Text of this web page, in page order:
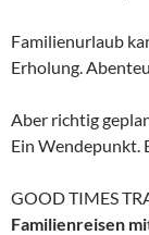
Familienurlaub
Erholung.
Aber richtig
Ein Wendepunkt.
GOOD TIMES
Familienreisen